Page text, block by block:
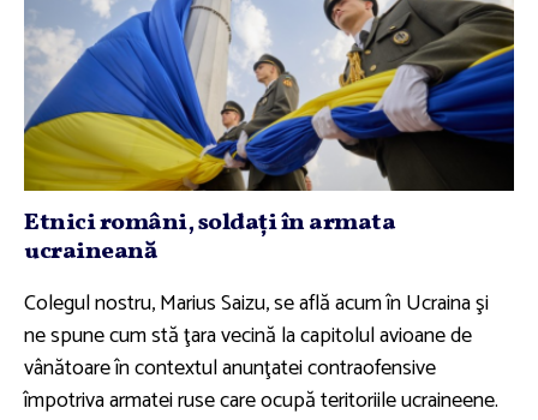
Etnici români, soldaţi în armata
ucraineană
Colegul nostru, Marius Saizu, se află acum în Ucraina şi
ne spune cum stă ţara vecină la capitolul avioane de
vânătoare în contextul anunţatei contraofensive
împotriva armatei ruse care ocupă teritoriile ucraineene.